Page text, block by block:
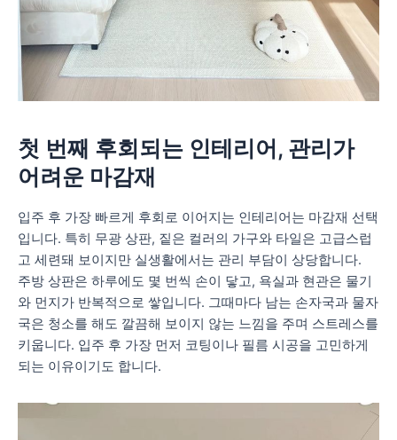
첫 번째 후회되는 인테리어, 관리가
어려운 마감재
입주 후 가장 빠르게 후회로 이어지는 인테리어는 마감재 선택
입니다. 특히 무광 상판, 짙은 컬러의 가구와 타일은 고급스럽
고 세련돼 보이지만 실생활에서는 관리 부담이 상당합니다.
주방 상판은 하루에도 몇 번씩 손이 닿고, 욕실과 현관은 물기
와 먼지가 반복적으로 쌓입니다. 그때마다 남는 손자국과 물자
국은 청소를 해도 깔끔해 보이지 않는 느낌을 주며 스트레스를
키웁니다. 입주 후 가장 먼저 코팅이나 필름 시공을 고민하게
되는 이유이기도 합니다.